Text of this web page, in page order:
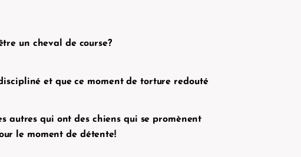
un cheval de course?
et que ce moment de torture redouté
autres qui ont des chiens qui se promènent
le moment de détente!